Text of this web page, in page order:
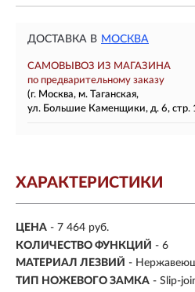
ДОСТАВКА В МОСКВА
САМОВЫВОЗ ИЗ МАГАЗИНА
по предварительному заказу
(г. Москва, м. Таганская,
ул. Большие Каменщики, д. 6, стр.
ХАРАКТЕРИСТИКИ
ЦЕНА - 7 464 руб.
КОЛИЧЕСТВО ФУНКЦИЙ - 6
МАТЕРИАЛ ЛЕЗВИЙ -
ТИП НОЖЕВОГО ЗАМКА - Slip-